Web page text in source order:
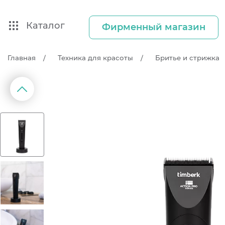
Каталог Фирменный магазин
Главная Техника для красоты Бритье и стрижка
П
р
е
д
ы
д
у
щ
и
й
с
л
а
й